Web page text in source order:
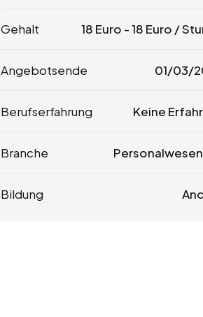
Gehalt 18 Euro -18 Euro /
Angebotsende 01/03/
Berufserfahrung Keine
Branche
Bildung